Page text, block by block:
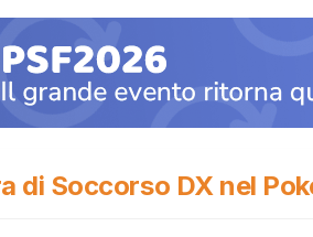
di Soccorso DX nel